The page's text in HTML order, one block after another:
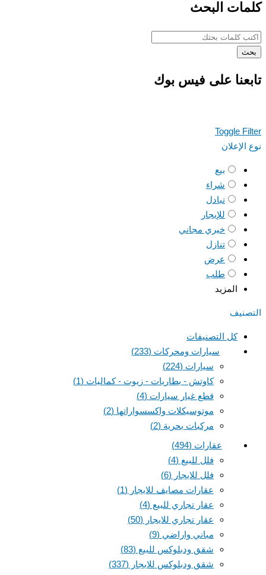
كلمات البحث
بحث
تابعنا على فيس بوك
Toggle Filter
نوع الإعلان
بيع
شراء
تبادل
للإيجار
خيري مجاني
تنازل
عرض
طلب
المزيد
التصنيف
كل التصنيفات
سيارات ومحركات (233)
سيارات (224)
كاوتش - بطاريات - زيوت - كماليات (1)
قطع غيار سيارات (4)
موتوسيكلات واكسسواراتها (2)
مركبات بحرية (2)
عقارات (494)
فلل للبيع (4)
فلل للايجار (6)
عقارات مصايف للايجار (1)
عقار تجاري للبيع (4)
عقار تجاري للايجار (50)
مباني واراضي (9)
شقق ودبلوكس للبيع (83)
شقق ودبلوكس للايجار (337)